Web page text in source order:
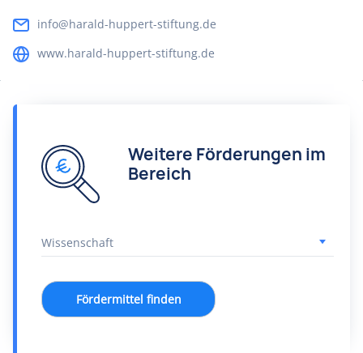
info@harald-huppert-stiftung.de
www.harald-huppert-stiftung.de
Weitere Förderungen im
Bereich
Fördermittel finden